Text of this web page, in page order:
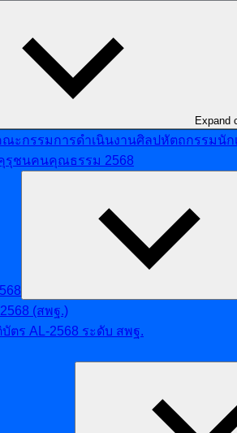
Expand
ะกรรมการดำเนินงานศิลปหัตถกรรมนัก
รุชนคนคุณธรรม 2568
(สพฐ.)
ตร AL-2568 ระดับ สพฐ.